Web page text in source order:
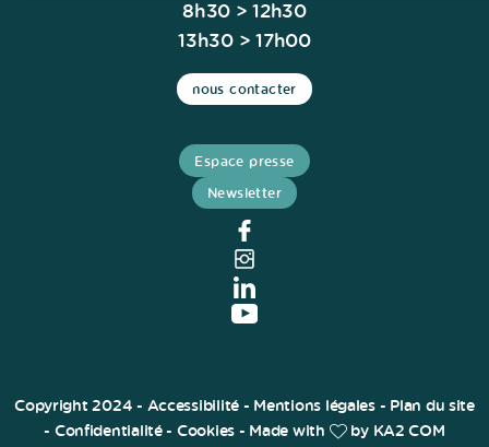
8h30 > 12h30
13h30 > 17h00
nous contacter
Espace presse
Newsletter
Copyright 2024 - Accessibilité - Mentions légales- Plan du site
- Confidentialité- Cookies - Made with by KA2 COM